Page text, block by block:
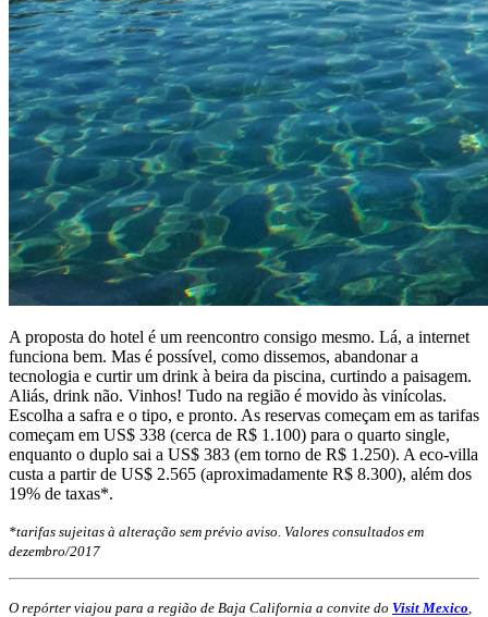
A proposta do hotel é um reencontro consigo mesmo. Lá, a internet
funciona bem. Mas é possível, como dissemos, abandonar a
tecnologia e curtir um drink à beira da piscina, curtindo a paisagem.
Aliás, drink não. Vinhos! Tudo na região é movido às vinícolas.
Escolha a safra e o tipo, e pronto. As reservas começam em as tarifas
começam em US$ 338 (cerca de R$ 1.100) para o quarto single,
enquanto o duplo sai a US$ 383 (em torno de R$ 1.250). A eco-villa
custa a partir de US$ 2.565 (aproximadamente R$ 8.300), além dos
19% de taxas*.
*tarifas sujeitas à alteração sem prévio aviso. Valores consultados em
dezembro/2017
O repórter viajou para a região de Baja California a convite do Visit Mexico